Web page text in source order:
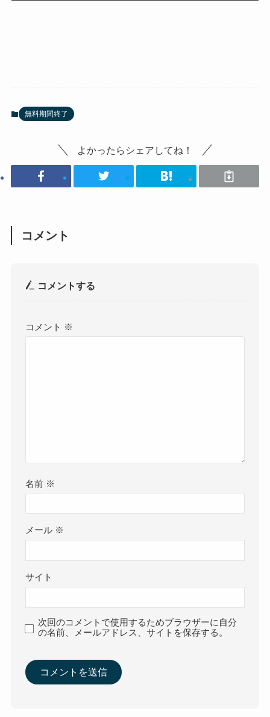
無料期間終了
よかったらシェアしてね！
コメント
コメントする
コメント ※
名前 ※
メール ※
サイト
次回のコメントで使用するためブラウザーに自分
の名前、メールアドレス、サイトを保存する。